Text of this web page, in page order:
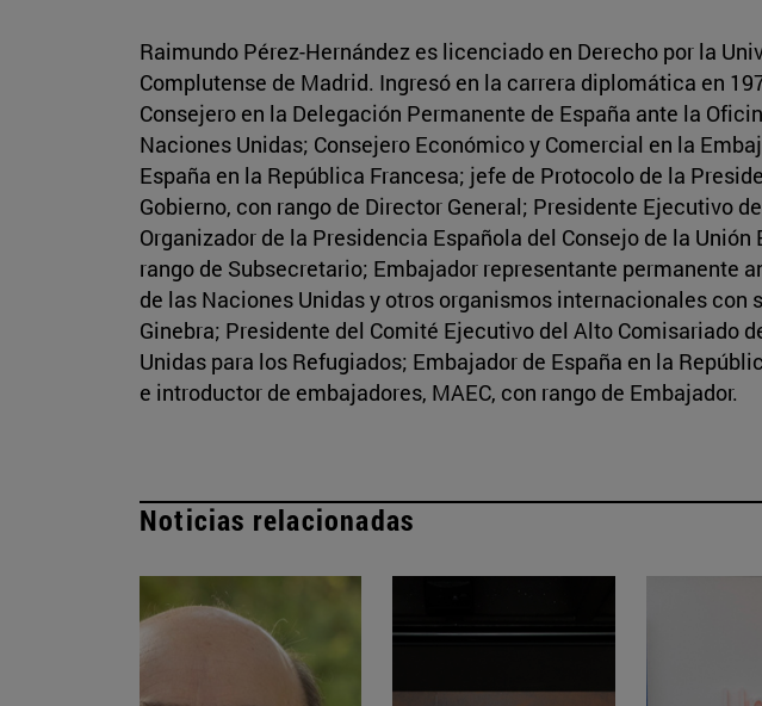
Raimundo Pérez-Hernández es licenciado en Derecho por la
Complutense de Madrid. Ingresó en la carrera diplomática en
Consejero en la Delegación Permanente de España ante la
Naciones Unidas; Consejero Económico y Comercial en la
España en la República Francesa; jefe de Protocolo de la
Gobierno, con rango de Director General; Presidente Ejecutivo
Organizador de la Presidencia Española del Consejo de la Unión
rango de Subsecretario; Embajador representante permanente
de las Naciones Unidas y otros organismos internacionales con
Ginebra; Presidente del Comité Ejecutivo del Alto Comisariado
Unidas para los Refugiados; Embajador de España en la
e introductor de embajadores, MAEC, con rango de Embajador.
Noticias relacionadas